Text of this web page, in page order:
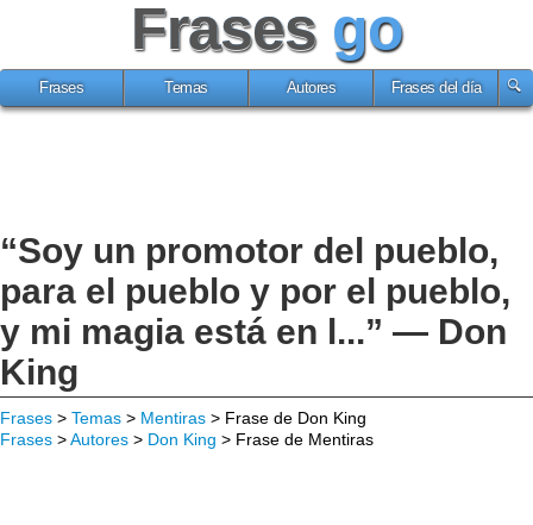
Frases go
Frases Temas Autores Frases del día
“Soy un promotor del pueblo,
para el pueblo y por el pueblo,
y mi magia está en l...” — Don
King
Frases > Temas > Mentiras > Frase de Don King
Frases >Autores > Don King > Frase de Mentiras